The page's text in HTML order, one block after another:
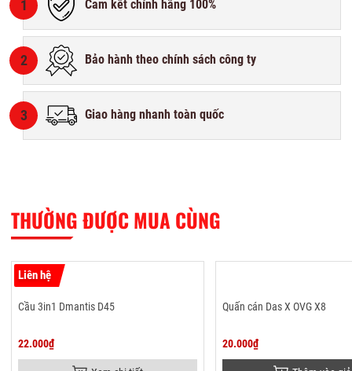
1 Cam kết chính hãng 100%
2 Bảo hành theo chính sách công ty
3 Giao hàng nhanh toàn quốc
THƯỜNG ĐƯỢC MUA CÙNG
Liên hệ
Cầu 3in1 Dmantis D45
22.000₫
Quấn cán Das X OVG X8
20.000₫